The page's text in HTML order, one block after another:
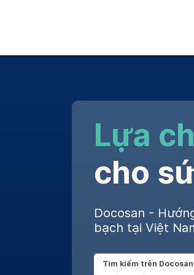
Lựa
cho
Docosan -
bạch tại Việt
Tìm kiếm trên Docosan